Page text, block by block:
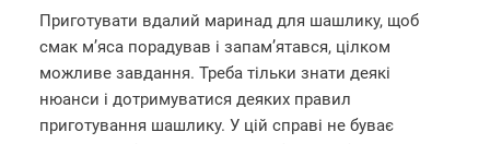
Приготувати вдалий маринад для шашлику, щоб
смак м’яса порадував і запам’ятався, цілком
можливе завдання. Треба тільки знати деякі
нюанси і дотримуватися деяких правил
приготування шашлику. У цій справі не буває